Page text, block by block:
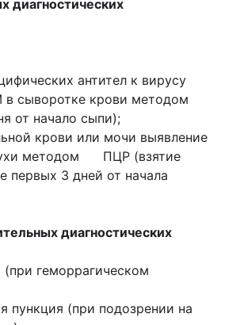
диагностических
антител к вирусу
в сыворотке крови методом
от начало сыпи);
крови или мочи выявление
методом ПЦР (взятие
первых 3 дней от начала
диагностических
геморрагическом
пункция (при подозрении на